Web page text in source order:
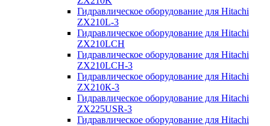
Гидравлическое оборудование для Hitachi
ZX210L-3
Гидравлическое оборудование для Hitachi
ZX210LCH
Гидравлическое оборудование для Hitachi
ZX210LCH-3
Гидравлическое оборудование для Hitachi
ZX210К-3
Гидравлическое оборудование для Hitachi
ZX225USR-3
Гидравлическое оборудование для Hitachi